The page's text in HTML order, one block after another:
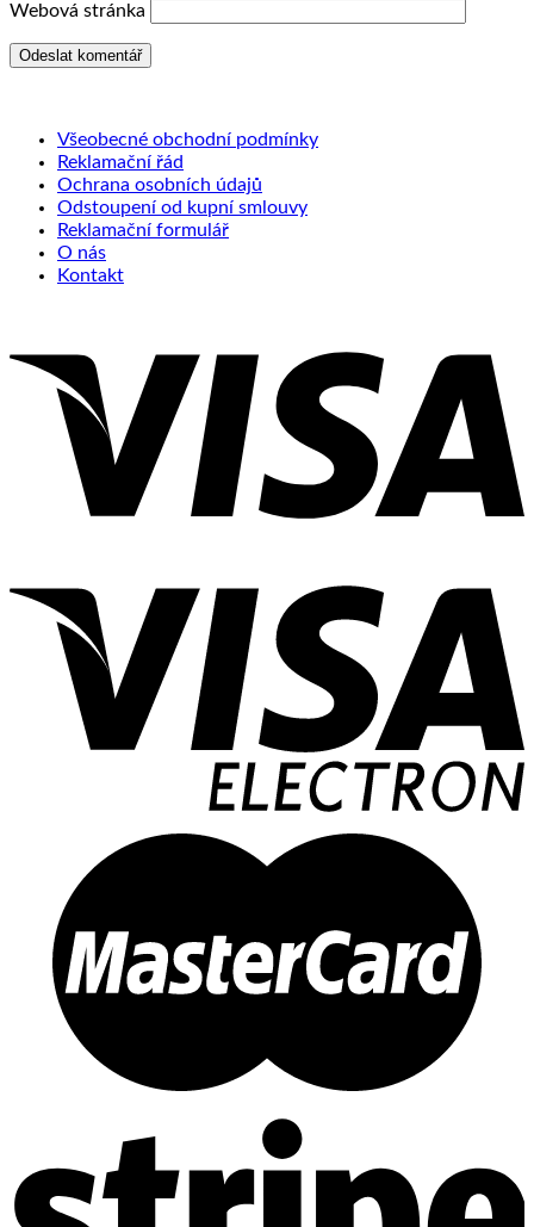
Webová stránka
Všeobecné obchodní podmínky
Reklamační řád
Ochrana osobních údajů
Odstoupení od kupní smlouvy
Reklamační formulář
O nás
Kontakt